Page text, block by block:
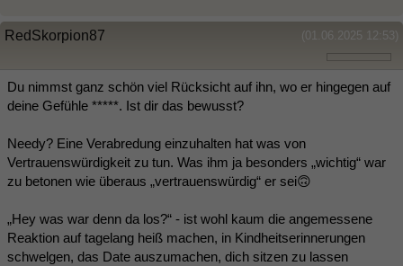
(01.06.2025 12:53)
RedSkorpion87
Du nimmst ganz schön viel Rücksicht auf ihn, wo er hingegen auf
deine Gefühle *****. Ist dir das bewusst?
Needy? Eine Verabredung einzuhalten hat was von
Vertrauenswürdigkeit zu tun. Was ihm ja besonders „wichtig“ war
zu betonen wie überaus „vertrauenswürdig“ er sei🙃
„Hey was war denn da los?“ - ist wohl kaum die angemessene
Reaktion auf tagelang heiß machen, in Kindheitserinnerungen
schwelgen, das Date auszumachen, dich sitzen zu lassen